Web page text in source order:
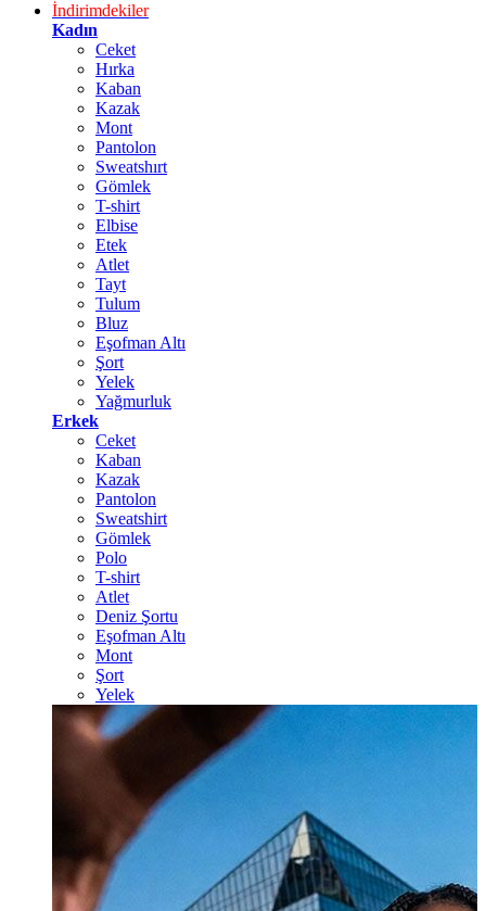
İndirimdekiler
Kadın
Ceket
Hırka
Kaban
Kazak
Mont
Pantolon
Sweatshırt
Gömlek
T-shirt
Elbise
Etek
Atlet
Tayt
Tulum
Bluz
Eşofman Altı
Şort
Yelek
Yağmurluk
Erkek
Ceket
Kaban
Kazak
Pantolon
Sweatshirt
Gömlek
Polo
T-shirt
Atlet
Deniz Şortu
Eşofman Altı
Mont
Şort
Yelek